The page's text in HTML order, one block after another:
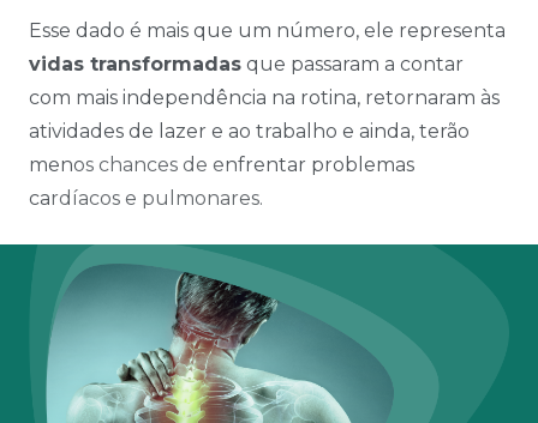
Esse dado é mais que um número, ele representa
vidas transformadas que passaram a contar
com mais independência na rotina, retornaram às
atividades de lazer e ao trabalho e ainda, terão
menos chances de enfrentar problemas
cardíacos e pulmonares.